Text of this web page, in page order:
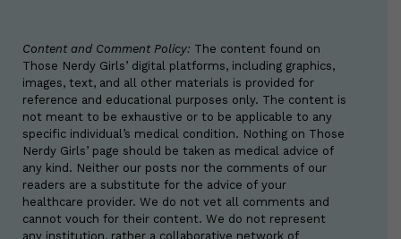
Content and Comment Policy: The content found on
Those Nerdy Girls’ digital platforms, including graphics,
images, text, and all other materials is provided for
reference and educational purposes only. The content is
not meant to be exhaustive or to be applicable to any
specific individual’s medical condition. Nothing on Those
Nerdy Girls’ page should be taken as medical advice of
any kind. Neither our posts nor the comments of our
readers are a substitute for the advice of your
healthcare provider. We do not vet all comments and
cannot vouch for their content. We do not represent
any institution, rather a collaborative network of